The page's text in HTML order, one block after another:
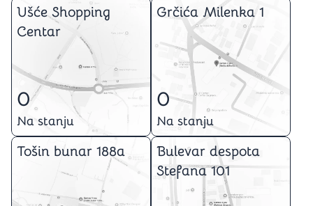
Ušće Shopping
Centar
0
Na stanju
Grčića Milenka 1
0
Na stanju
Tošin bunar 188a
Bulevar despota
Stefana 101